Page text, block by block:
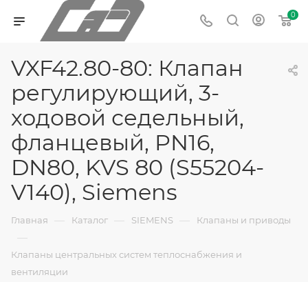
0
VXF42.80-80: Клапан
регулирующий, 3-
ходовой седельный,
фланцевый, PN16,
DN80, KVS 80 (S55204-
V140), Siemens
Главная — Каталог — SIEMENS — Клапаны и приводы
—
Клапаны центральных систем теплоснабжения и
вентиляции